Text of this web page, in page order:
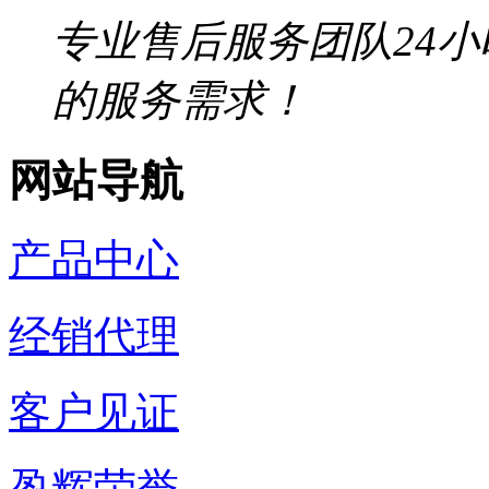
专业售后服务团队24
的服务需求！
网站导航
产品中心
经销代理
客户见证